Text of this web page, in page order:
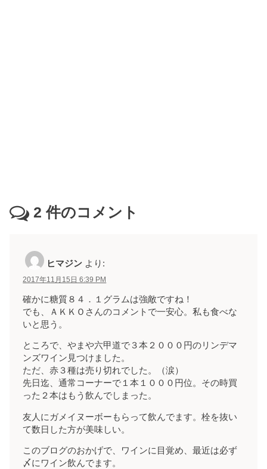
2 件のコメント
ヒマジン より:
2017年11月15日 6:39 PM
確かに糖質８４．１グラムは強敵ですね！
でも、ＡＫＫＯさんのコメントで一安心。私も食べな
いと思う。
ところで、やまや六甲道で３本２０００円のリンデマ
ンズワイン見つけました。
ただ、赤３種は売り切れでした。（涙）
先日迄、通常コーナーで１本１０００円位。その時買
った２本はもう飲んでしまった。
友人にガメイヌーボーもらって飲んでます。栓を抜い
て数日した方が美味しい。
このブログのおかげで、ワインに目覚め、最近は必ず
〆にワイン飲んでます。